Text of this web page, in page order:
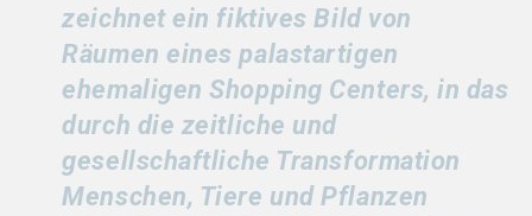
zeichnet ein fiktives Bild von
Räumen eines palastartigen
ehemaligen Shopping Centers, in das
durch die zeitliche und
gesellschaftliche Transformation
Menschen, Tiere und Pflanzen